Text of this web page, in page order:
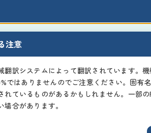
注意
翻訳システムによって翻訳されています。
ではありませんのでご注意ください。固有
れているものがあるかもしれません。一部
合があります。